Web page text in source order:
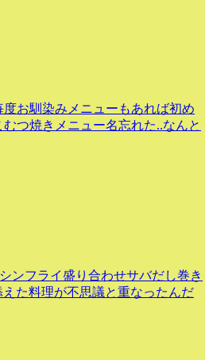
お馴染みメニューもあれば初め
つ焼きメニュー名忘れた..なんと
ンフライ盛り合わせサバだし巻き
た料理が不思議と重なったんだ